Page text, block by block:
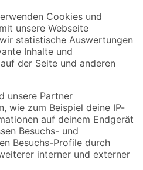
und Aktionen mehr verpassen!
Versandarten